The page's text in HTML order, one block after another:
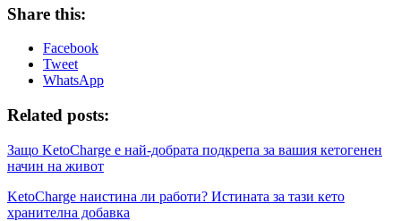
Share this:
Facebook
Tweet
WhatsApp
Related posts:
Защо KetoCharge е най-добрата подкрепа за вашия кетогенен
начин на живот
KetoCharge наистина ли работи? Истината за тази кето
хранителна добавка